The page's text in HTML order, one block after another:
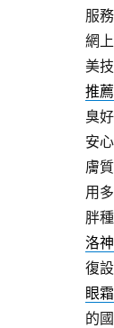
服務
網
美
推薦
臭
安
膚
用
胖
洛
復
眼霜
的